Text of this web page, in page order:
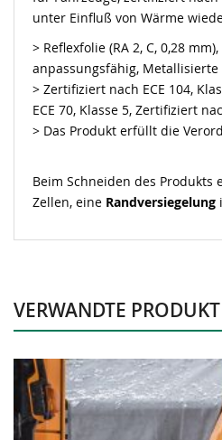
unter Einfluß von Wärme
> Reflexfolie (RA 2, C, 0,28
anpassungsfähig,
> Zertifiziert nach ECE 104,
ECE 70, Klasse 5, Zertifiziert
> Das Produkt erfüllt die
Beim Schneiden des Produkts
Zellen, eine Randversiegelung
VERWANDTE